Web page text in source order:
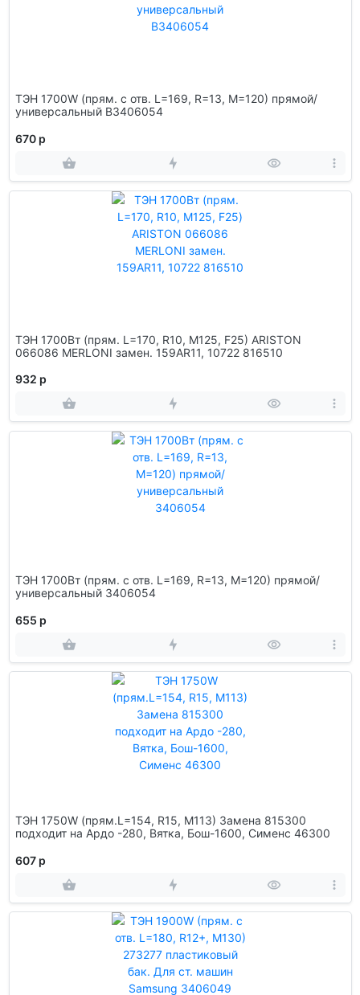
ТЭН 1700W (прям. с отв. L=169, R=13, M=120) прямой/
универсальный B3406054
670 р
ТЭН 1700Вт (прям. L=170, R10, M125, F25) ARISTON
066086 MERLONI замен. 159AR11, 10722 816510
932 р
ТЭН 1700Вт (прям. с отв. L=169, R=13, M=120) прямой/
универсальный 3406054
655 р
ТЭН 1750W (прям.L=154, R15, M113) Замена 815300
подходит на Ардо -280, Вятка, Бош-1600, Сименс 46300
607 р